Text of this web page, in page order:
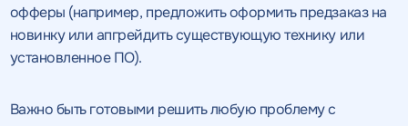
офферы (например, предложить оформить предзаказ на
новинку или апгрейдить существующую технику или
установленное ПО).
Важно быть готовыми решить любую проблему с